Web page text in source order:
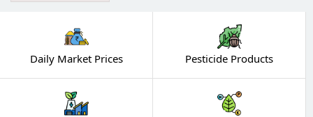
Daily Market Prices Pesticide Products